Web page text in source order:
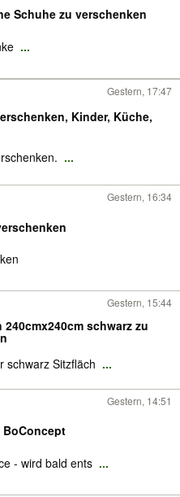
Schuhe zu verschenken
...
Gestern, 17:47
Kinder, Küche,
...
Gestern, 16:34
Gestern, 15:44
schwarz zu
schwarz Sitzfläch ...
Gestern, 14:51
- wird bald ents ...